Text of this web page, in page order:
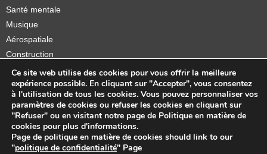
Santé mentale
Musique
Aérospatiale
Construction
Orthèses et prothèses
Startups
Copyright © 2026 Sidekick Interactive Inc.
Ce site web utilise des cookies pour vous offrir la meilleure
expérience possible. En cliquant sur "Accepter", vous consentez
à l'utilisation de tous les cookies. Vous pouvez personnaliser vos
paramètres de cookies ou refuser les cookies en cliquant sur
"Refuser" ou en visitant notre page de Politique en matière de
cookies pour plus d'informations.
Page de politique en matière de cookies should link to our
"politique de confidentialité" Page